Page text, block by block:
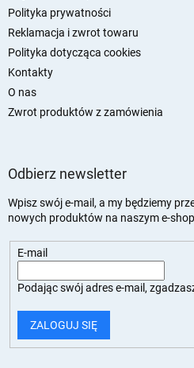
Polityka prywatności
Reklamacja i zwrot towaru
Polityka dotycząca cookies
Kontakty
O nas
Zwrot produktów z zamówienia
Odbierz newsletter
Wpisz swój e-mail, a my będziemy
nowych produktów na naszym e-
E-mail
Podając swój adres e-mail,
ZALOGUJ SIĘ